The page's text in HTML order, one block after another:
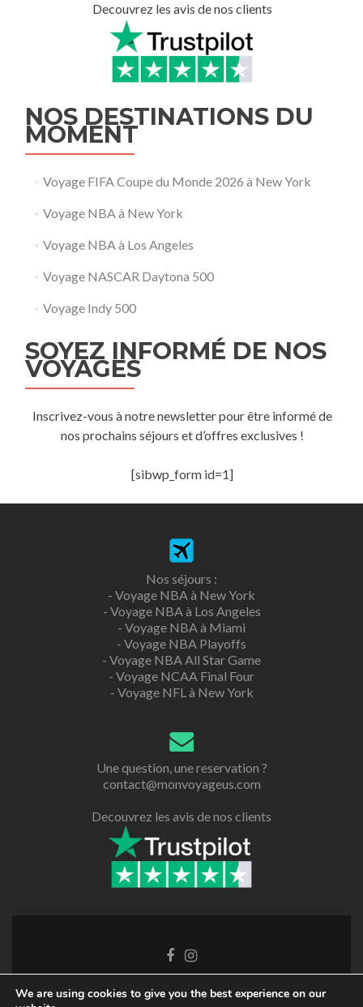
Decouvrez les avis de nos clients
NOS DESTINATIONS DU
MOMENT
Voyage FIFA Coupe du Monde 2026 à New York
Voyage NBA à New York
Voyage NBA à Los Angeles
Voyage NASCAR Daytona 500
Voyage Indy 500
SOYEZ INFORMÉ DE NOS
VOYAGES
Inscrivez-vous à notre newsletter pour être informé de
nos prochains séjours et d’offres exclusives !
[sibwp_form id=1]
Nos séjours :
- Voyage NBA à New York
- Voyage NBA à Los Angeles
- Voyage NBA à Miami
- Voyage NBA Playoffs
- Voyage NBA All Star Game
- Voyage NCAA Final Four
- Voyage NFL à New York
Une question, une reservation ?
contact@monvoyageus.com
Decouvrez les avis de nos clients
Retrouvez nous sur les reseaux sociaux !
We are using cookies to give you the best experience on our